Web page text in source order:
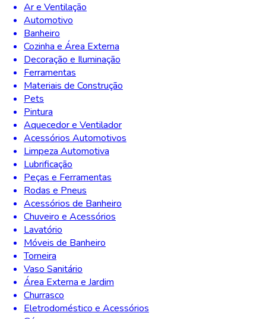
Ar e Ventilação
Automotivo
Banheiro
Cozinha e Área Externa
Decoração e Iluminação
Ferramentas
Materiais de Construção
Pets
Pintura
Aquecedor e Ventilador
Acessórios Automotivos
Limpeza Automotiva
Lubrificação
Peças e Ferramentas
Rodas e Pneus
Acessórios de Banheiro
Chuveiro e Acessórios
Lavatório
Móveis de Banheiro
Torneira
Vaso Sanitário
Área Externa e Jardim
Churrasco
Eletrodoméstico e Acessórios